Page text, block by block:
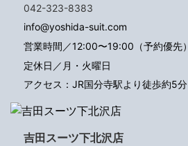
042-323-8383
info@yoshida-suit.com
営業時間／12:00〜19:00（予約優先）
定休日／月・火曜日
アクセス：JR国分寺駅より徒歩約5分
吉田スーツ下北沢店